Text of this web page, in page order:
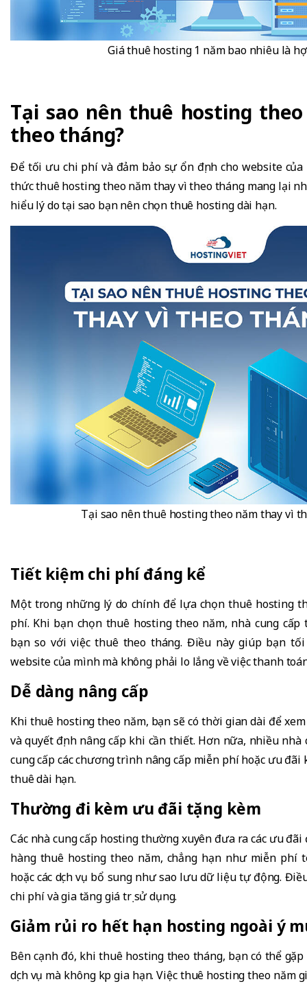
Giá thuê hosting 1 năm bao nhiêu là
Tại sao nên thuê hosting
theo tháng?
Để tối ưu chi phí và đảm bảo sự ổn định cho website
thức thuê hosting theo năm thay vì theo tháng mang lại
hiểu lý do tại sao bạn nên chọn thuê hosting dài hạn.
Tại sao nên thuê hosting theo năm thay vì
Tiết kiệm chi phí đáng kể
Một trong những lý do chính để lựa chọn thuê hosting
phí. Khi bạn chọn thuê hosting theo năm, nhà cung cấp
bạn so với việc thuê theo tháng. Điều này giúp bạn
website của mình mà không phải lo lắng về việc thanh
Dễ dàng nâng cấp
Khi thuê hosting theo năm, bạn sẽ có thời gian dài để
và quyết định nâng cấp khi cần thiết. Hơn nữa, nhiều nhà
cung cấp các chương trình nâng cấp miễn phí hoặc ưu đãi
thuê dài hạn.
Thường đi kèm ưu đãi tặng kèm
Các nhà cung cấp hosting thường xuyên đưa ra các ưu đãi
hàng thuê hosting theo năm, chẳng hạn như miễn phí
hoặc các dịch vụ bổ sung như sao lưu dữ liệu tự động.
chi phí và gia tăng giá trị sử dụng.
Giảm rủi ro hết hạn hosting ngoài ý
Bên cạnh đó, khi thuê hosting theo tháng, bạn có thể
dịch vụ mà không kịp gia hạn. Việc thuê hosting theo